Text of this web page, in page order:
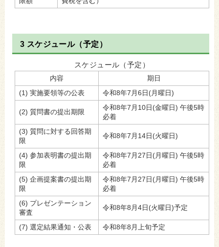
3 スケジュール（予定）
スケジュール（予定）
内容
期日
(1) 実施要領等の公表
令和8年7月6日(月曜日)
(2) 質問書の提出期限
令和8年7月10日(金曜日) 午後5時
必着
(3) 質問に対する回答期
限
令和8年7月14日(火曜日)
(4) 参加表明書の提出期
限
令和8年7月27日(月曜日) 午後5時
必着
(5) 企画提案書の提出期
限
令和8年7月27日(月曜日) 午後5時
必着
(6) プレゼンテーション
審査
令和8年8月4日(火曜日)予定
(7) 選定結果通知・公表 令和8年8月上旬予定